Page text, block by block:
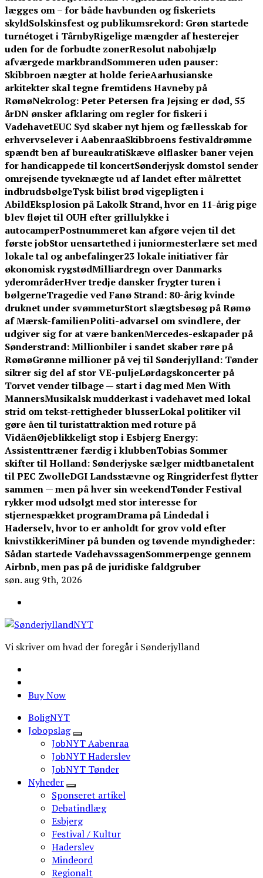
lægges om – for både havbunden og fiskeriets
skyldSolskinsfest og publikumsrekord: Grøn startede
turnétoget i TårnbyRigelige mængder af hesterejer
uden for de forbudte zonerResolut nabohjælp
afværgede markbrandSommeren uden pauser:
Skibbroen nægter at holde ferieAarhusianske
arkitekter skal tegne fremtidens Havneby på
RømøNekrolog: Peter Petersen fra Jejsing er død, 55
årDN ønsker afklaring om regler for fiskeri i
VadehavetEUC Syd skaber nyt hjem og fællesskab for
erhvervselever i AabenraaSkibbroens festivaldrømme
spændt ben af bureaukratiSkæve ølflasker baner vejen
for handicappede til koncertSønderjysk domstol sender
omrejsende tyveknægte ud af landet efter målrettet
indbrudsbølgeTysk bilist brød vigepligten i
AbildEksplosion på Lakolk Strand, hvor en 11-årig pige
blev fløjet til OUH efter grillulykke i
autocamperPostnummeret kan afgøre vejen til det
første jobStor uensartethed i juniormesterlære set med
lokale tal og anbefalinger23 lokale initiativer får
økonomisk rygstødMilliardregn over Danmarks
yderområderHver tredje dansker frygter turen i
bølgerneTragedie ved Fanø Strand: 80-årig kvinde
druknet under svømmeturStort slægtsbesøg på Rømø
af Mærsk-familienPoliti-advarsel om svindlere, der
udgiver sig for at være bankenMercedes-eskapader på
Sønderstrand: Millionbiler i sandet skaber røre på
RømøGrønne millioner på vej til Sønderjylland: Tønder
sikrer sig del af stor VE-puljeLørdagskoncerter på
Torvet vender tilbage — start i dag med Men With
MannersMusikalsk mudderkast i vadehavet med lokal
strid om tekst-rettigheder blusserLokal politiker vil
gøre åen til turistattraktion med roture på
VidåenØjeblikkeligt stop i Esbjerg Energy:
Assistenttræner færdig i klubbenTobias Sommer
skifter til Holland: Sønderjyske sælger midtbanetalent
til PEC ZwolleDGI Landsstævne og Ringriderfest flytter
sammen — men på hver sin weekendTønder Festival
rykker mod udsolgt med stor interesse for
stjernespækket programDrama på Lindedal i
Haderselv, hvor to er anholdt for grov vold efter
knivstikkeriMiner på bunden og tøvende myndigheder:
Sådan startede VadehavssagenSommerpenge gennem
Airbnb, men pas på de juridiske faldgruber
søn. aug 9th, 2026
Vi skriver om hvad der foregår i Sønderjylland
Buy Now
BoligNYT
Jobopslag
JobNYT Aabenraa
JobNYT Haderslev
JobNYT Tønder
Nyheder
Sponseret artikel
Debatindlæg
Esbjerg
Festival / Kultur
Haderslev
Mindeord
Regionalt